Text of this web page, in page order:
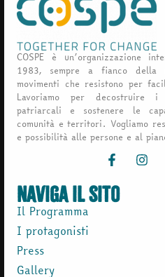
COSPE è un’organizzazione
1983, sempre a fianco
movimenti che resistono per
Lavoriamo per decostruire i
patriarcali e sostenere le
comunità e territori. Vogliamo
e possibilità alle persone e al
naviga il sito
Il Programma
I protagonisti
Press
Gallery